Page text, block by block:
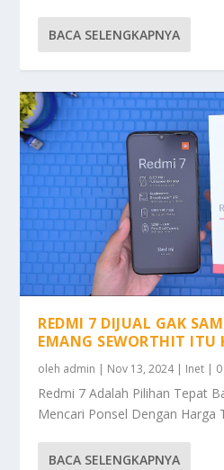
BACA SELENGKAPNYA
REDMI 7 DIJUAL GAK
EMANG SEWORTHIT ITU
oleh admin | Nov 13, 2024| Inet |
Redmi 7 Adalah Pilihan Tepat
Mencari Ponsel Dengan Harga
BACA SELENGKAPNYA